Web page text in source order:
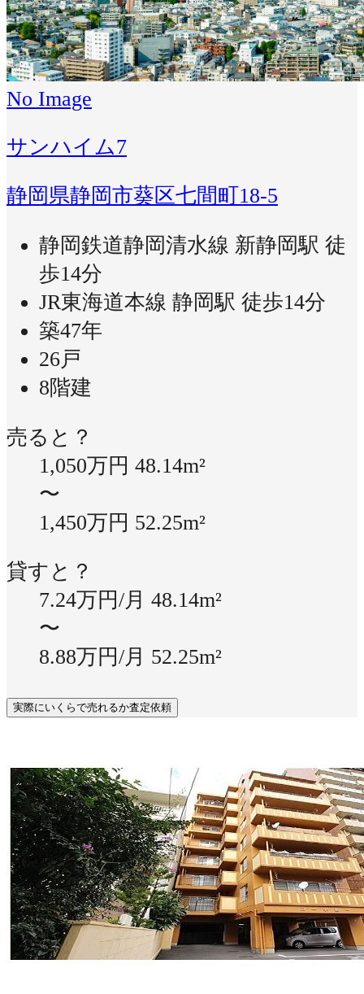
No Image
サンハイム7
静岡県静岡市葵区七間町18-5
静岡鉄道静岡清水線 新静岡駅 徒
歩14分
JR東海道本線 静岡駅 徒歩14分
築47年
26戸
8階建
売ると？
1,050万円 48.14m²
〜
1,450万円 52.25m²
貸すと？
7.24万円/月 48.14m²
〜
8.88万円/月 52.25m²
実際にいくらで売れるか査定依頼